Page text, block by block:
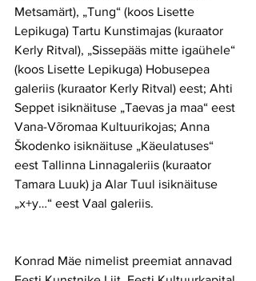
Metsamärt), „Tung“ (koos Lisette
Lepikuga) Tartu Kunstimajas (kuraator
Kerly Ritval), „Sissepääs mitte igaühele“
(koos Lisette Lepikuga) Hobusepea
galeriis (kuraator Kerly Ritval) eest; Ahti
Seppet isiknäituse „Taevas ja maa“ eest
Vana-Võromaa Kultuurikojas; Anna
Škodenko isiknäituse „Käeulatuses“
eest Tallinna Linnagaleriis (kuraator
Tamara Luuk) ja Alar Tuul isiknäituse
„x+y…“ eest Vaal galeriis.
Konrad Mäe nimelist preemiat annavad